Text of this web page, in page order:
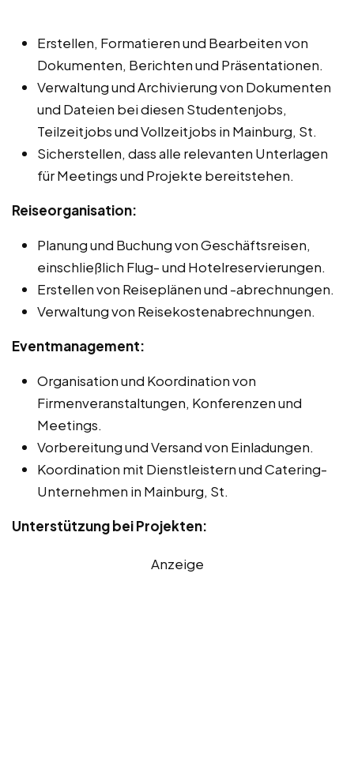
Erstellen, Formatieren und Bearbeiten von
Dokumenten, Berichten und Präsentationen.
Verwaltung und Archivierung von Dokumenten
und Dateien bei diesen Studentenjobs,
Teilzeitjobs und Vollzeitjobs in Mainburg, St.
Sicherstellen, dass alle relevanten Unterlagen
für Meetings und Projekte bereitstehen.
Reiseorganisation:
Planung und Buchung von Geschäftsreisen,
einschließlich Flug- und Hotelreservierungen.
Erstellen von Reiseplänen und -abrechnungen.
Verwaltung von Reisekostenabrechnungen.
Eventmanagement:
Organisation und Koordination von
Firmenveranstaltungen, Konferenzen und
Meetings.
Vorbereitung und Versand von Einladungen.
Koordination mit Dienstleistern und Catering-
Unternehmen in Mainburg, St.
Unterstützung bei Projekten:
Anzeige